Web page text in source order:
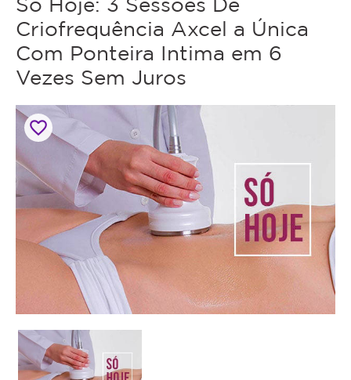
Criofrequência Axcel a Única
Com Ponteira Intima em 6
Vezes Sem Juros
favorite_border